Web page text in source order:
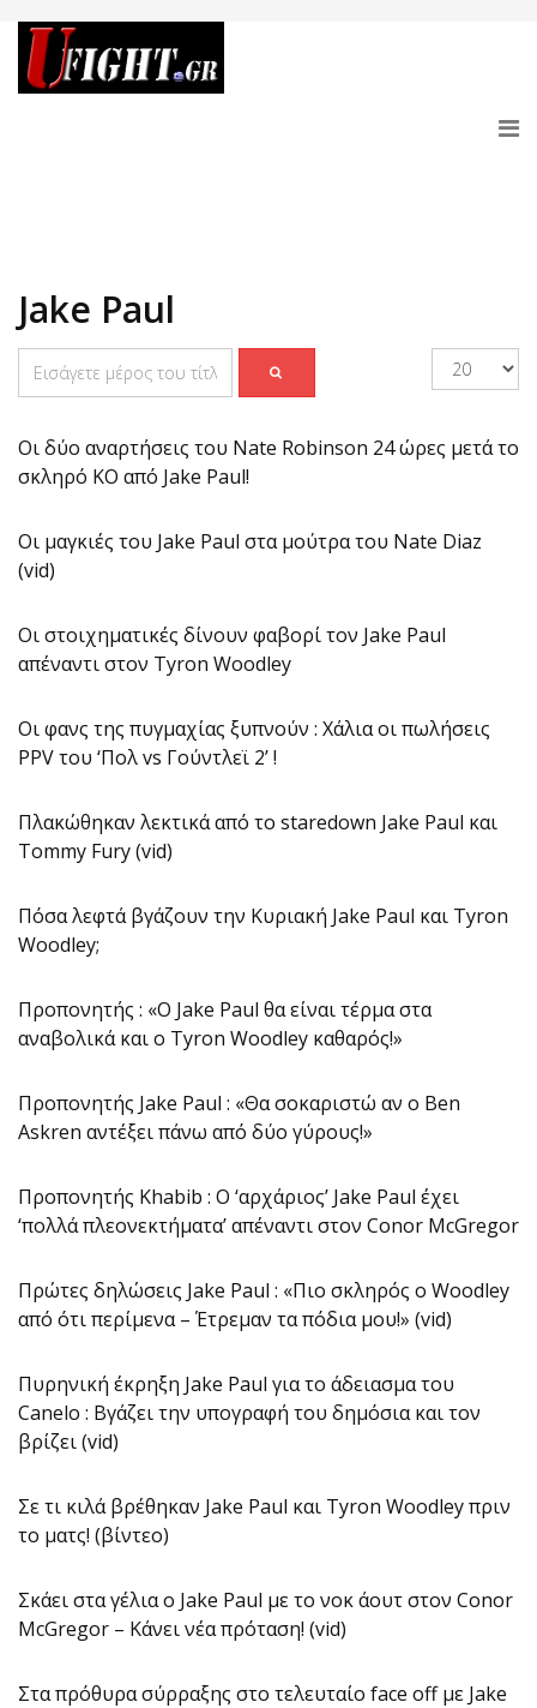
Jake Paul
Οι δύο αναρτήσεις του Nate Robinson 24 ώρες μετά το
σκληρό ΚΟ από Jake Paul!
Οι μαγκιές του Jake Paul στα μούτρα του Nate Diaz
(vid)
Οι στοιχηματικές δίνουν φαβορί τον Jake Paul
απέναντι στον Tyron Woodley
Οι φανς της πυγμαχίας ξυπνούν : Χάλια οι πωλήσεις
PPV του ‘Πολ vs Γούντλεϊ 2’ !
Πλακώθηκαν λεκτικά από το staredown Jake Paul και
Tommy Fury (vid)
Πόσα λεφτά βγάζουν την Κυριακή Jake Paul και Tyron
Woodley;
Προπονητής : «Ο Jake Paul θα είναι τέρμα στα
αναβολικά και ο Tyron Woodley καθαρός!»
Προπονητής Jake Paul : «Θα σοκαριστώ αν ο Ben
Askren αντέξει πάνω από δύο γύρους!»
Προπονητής Khabib : Ο ‘αρχάριος’ Jake Paul έχει
‘πολλά πλεονεκτήματα’ απέναντι στον Conor McGregor
Πρώτες δηλώσεις Jake Paul : «Πιο σκληρός o Woodley
από ότι περίμενα – Έτρεμαν τα πόδια μου!» (vid)
Πυρηνική έκρηξη Jake Paul για το άδειασμα του
Canelo : Βγάζει την υπογραφή του δημόσια και τον
βρίζει (vid)
Σε τι κιλά βρέθηκαν Jake Paul και Tyron Woodley πριν
το ματς! (βίντεο)
Σκάει στα γέλια ο Jake Paul με το νοκ άουτ στον Conor
McGregor – Κάνει νέα πρόταση! (vid)
Στα πρόθυρα σύρραξης στο τελευταίο face off με Jake